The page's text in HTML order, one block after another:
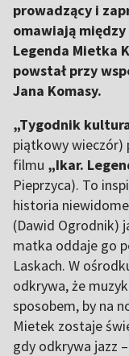
prowadzący i
omawiają
Legenda Mietka
powstał przy
Jana Komasy.
„Tygodnik
piątkowy wieczór)
filmu „Ikar.
Pieprzyca). To
historia
(Dawid Ogrodnik)
matka oddaje go
Laskach. W
odkrywa, że
sposobem, by na
Mietek zostaje
gdy odkrywa jazz